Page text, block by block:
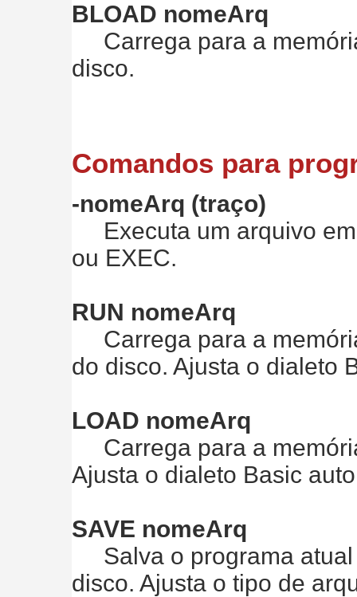
BLOAD nomeArq
Carrega para a
disco.
Comandos para
-nomeArq (traço)
Executa um arquivo em
ou EXEC.
RUN nomeArq
Carrega para a
do disco. Ajusta o dialeto
LOAD nomeArq
Carrega para a
Ajusta o dialeto Basic
SAVE nomeArq
Salva o programa atual
disco. Ajusta o tipo de